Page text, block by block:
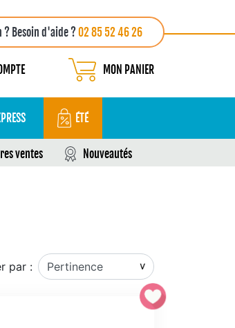
? Besoin d'aide ?02 85 52 46 26
MON PANIER
ÉTÉ
ventes Nouveautés
par :